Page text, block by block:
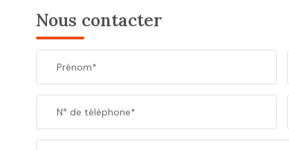
Nous contacter
Prénom*
N° de téléphone*